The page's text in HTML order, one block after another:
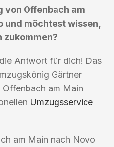
von Offenbach am
und möchtest wissen,
zukommen?
Antwort für dich! Das
Gärtner
am Main
Umzugsservice
am Main nach Novo